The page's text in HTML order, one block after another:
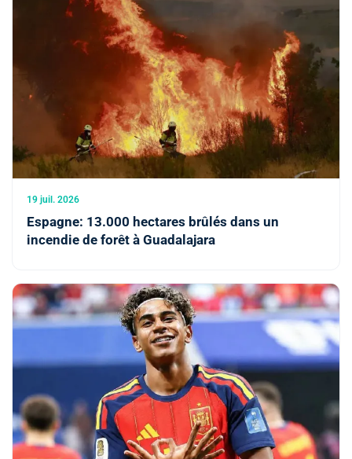
19 juil. 2026
Espagne: 13.000 hectares brûlés dans un
incendie de forêt à Guadalajara